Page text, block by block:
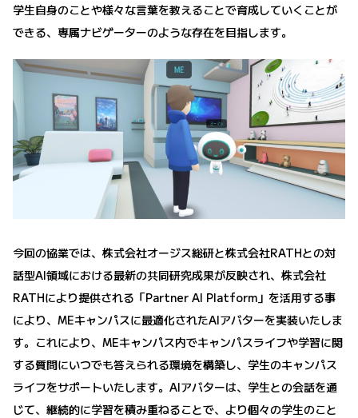
学生自身のことや様々な言葉を教えることで育成していくことが
できる、専属ナビゲーターのような存在を目指します。
今回の協業では、株式会社オージス総研と株式会社RATHとの対
話型AI領域における最新の共同研究成果が反映され、株式会社
RATHにより提供される「Partner AI Platform」を活用する事
により、MEキャンパスに最適化されたAIアバターを実装いたしま
す。これにより、MEキャンパス内でキャンパスライフや学習に関
する質問にいつでも答えられる環境を構築し、学生のキャンパス
ライフをサポートいたします。AIアバターは、学生との会話を通
じて、継続的に学習を積み重ねることで、より個々の学生のこと